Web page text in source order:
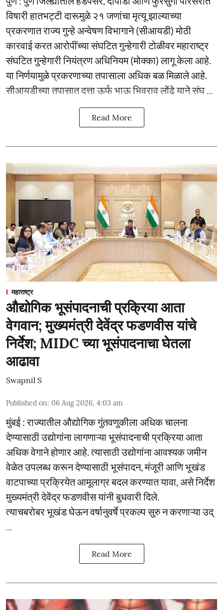
विषारी हातभट्टी दारूमुळे २१ जणांचा मृत्यू झाल्याच्या
प्रकरणात राज्य गुन्हे अन्वेषण विभागाने (सीआयडी) मोठी
कारवाई करत आरोपींच्या संघटित गुन्हेगारी टोळीवर महाराष्ट्र
संघटित गुन्हेगारी नियंत्रण अधिनियम (मोक्का) लागू केला आहे.
या निर्णयामुळे प्रकरणाच्या तपासाला अधिक बळ मिळाले आहे.
सीआयडीच्या तपासात दत्ता ऊर्फ भाऊ भिवराव लोंढे याने संघ ...
Read More
महाराष्ट्र
औद्योगिक भूसंपादनाची प्रक्रिया आता
वेगवान; मुख्यमंत्री देवेंद्र फडणवीस यांचे
निर्देश; MIDC च्या भूसंपादनाचा घेतला
आढावा
Swapnil S
Published on: 06 Aug 2026, 4:03 am
मुंबई : राज्यातील औद्योगिक गुंतवणुकीला अधिक चालना
देण्यासाठी उद्योगांना लागणाऱ्या भूसंपादनाची प्रक्रिया आता
अधिक वेगाने होणार आहे. त्यासाठी उद्योगांना आवश्यक जमीन
वेळेत उपलब्ध करून देण्यासाठी भूसंपादन, मंजूरी आणि भूखंड
वाटपाच्या प्रक्रियेत आमूलाग्र बदल करण्यात यावा, असे निर्देश
मुख्यमंत्री देवेंद्र फडणवीस यांनी बुधवारी दिले.
त्याचबरोबर भूखंड घेऊन वर्षानुवर्षे प्रकल्प सुरु न करणाऱ्या उद्
Read More